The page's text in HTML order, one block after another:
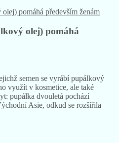
olej) pomáhá
semen se vyrábí pupálkový
využít v kosmetice, ale také
pupálka dvouletá pochází
Asie, odkud se rozšířila